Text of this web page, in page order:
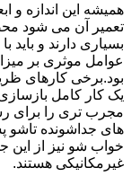
همیشه این اندازه و
تعمیر آن می شود
بسیاری دارند و
عوامل موثری بر
یک کار کامل
مجرب تری را برای
های جداشونده تاشو
خواب شو نیز از این
غیرمکانیکی هستند.